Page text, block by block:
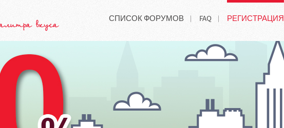
СПИСОК ФОРУМОВ FAQ РЕГИСТРАЦИЯ